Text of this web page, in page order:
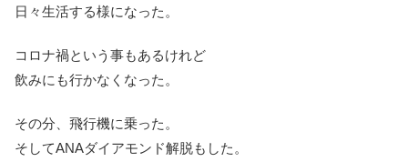
日々生活する様になった。
コロナ禍という事もあるけれど
飲みにも行かなくなった。
その分、飛行機に乗った。
そしてANAダイアモンド解脱もした。